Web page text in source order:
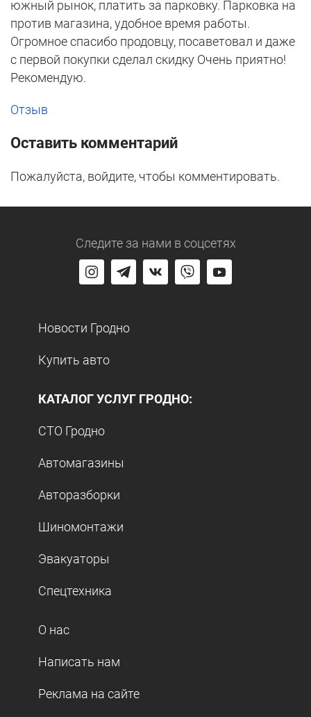
южный рынок, платить за парковку. Парковка на
против магазина, удобное время работы.
Огромное спасибо продовцу, посаветовал и даже
с первой покупки сделал скидку Очень приятно!
Рекомендую.
Отзыв
Оставить комментарий
Пожалуйста, войдите, чтобы комментировать.
Следите за нами в соцсетях
Новости Гродно
Купить авто
КАТАЛОГ УСЛУГ ГРОДНО:
СТО Гродно
Автомагазины
Авторазборки
Шиномонтажи
Эвакуаторы
Спецтехника
О нас
Написать нам
Реклама на сайте